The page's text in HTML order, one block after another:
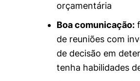
orçamentária
Boa comunicação:
de reuniões com
de decisão em
tenha habilidades